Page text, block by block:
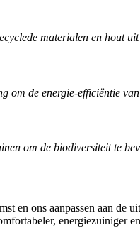
materialen en hout uit
om de energie-efficiëntie
om de biodiversiteit te
en ons aanpassen aan
energiezuiniger